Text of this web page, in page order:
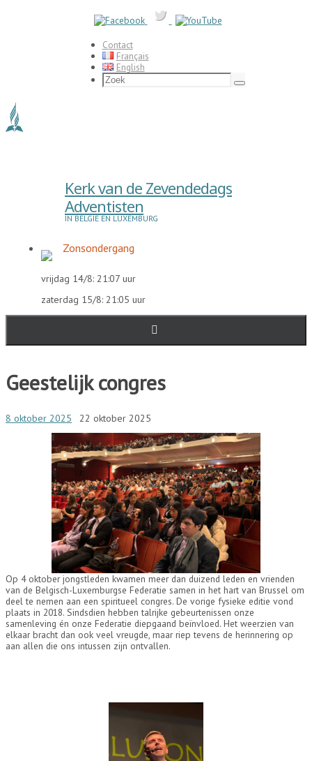
Contact
Français
English
Zoeken
naar:
Zoek
Kerk van de Zevendedags
Adventisten
IN BELGIË EN LUXEMBURG
Zonsondergang
vrijdag 14/8: 21:07 uur
zaterdag 15/8: 21:05 uur
Geestelijk congres
8 oktober 2025 22 oktober 2025
Op 4 oktober jongstleden kwamen meer dan duizend leden en vrienden
van de Belgisch-Luxemburgse Federatie samen in het hart van Brussel om
deel te nemen aan een spiritueel congres. De vorige fysieke editie vond
plaats in 2018. Sindsdien hebben talrijke gebeurtenissen onze
samenleving én onze Federatie diepgaand beïnvloed. Het weerzien van
elkaar bracht dan ook veel vreugde, maar riep tevens de herinnering op
aan allen die ons intussen zijn ontvallen.